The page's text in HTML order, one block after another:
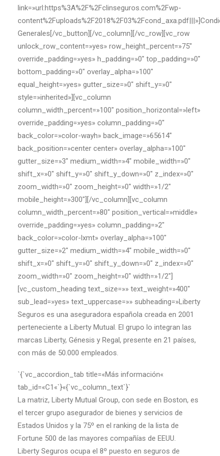
link=»url:https%3A%2F%2Fclinseguros.com%2Fwp-
Generales[/vc_button][/vc_column][/vc_row][vc_row
unlock_row_content=»yes» row_height_percent=»75″
override_padding=»yes» h_padding=»0″ top_padding=»0″
bottom_padding=»0″ overlay_alpha=»100″
equal_height=»yes» gutter_size=»0″ shift_y=»0″
style=»inherited»][vc_column
column_width_percent=»100″ position_horizontal=»left»
override_padding=»yes» column_padding=»0″
back_color=»color-wayh» back_image=»65614″
back_position=»center center» overlay_alpha=»100″
gutter_size=»3″ medium_width=»4″ mobile_width=»0″
shift_x=»0″ shift_y=»0″ shift_y_down=»0″ z_index=»0″
zoom_width=»0″ zoom_height=»0″ width=»1/2″
mobile_height=»300″][/vc_column][vc_column
column_width_percent=»80″ position_vertical=»middle»
override_padding=»yes» column_padding=»2″
back_color=»color-lxmt» overlay_alpha=»100″
gutter_size=»2″ medium_width=»4″ mobile_width=»0″
shift_x=»0″ shift_y=»0″ shift_y_down=»0″ z_index=»0″
zoom_width=»0″ zoom_height=»0″ width=»1/2″]
[vc_custom_heading text_size=»» text_weight=»400″
sub_lead=»yes» text_uppercase=»» subheading=»Liberty
Seguros es una aseguradora española creada en 2001
perteneciente a Liberty Mutual. El grupo lo integran las
marcas Liberty, Génesis y Regal, presente en 21 países,
con más de 50.000 empleados.
`{`vc_accordion_tab title=«Más información«
tab_id=«C1«`}«{`vc_column_text`}`
La matriz, Liberty Mutual Group, con sede en Boston, es
el tercer grupo asegurador de bienes y servicios de
Estados Unidos y la 75º en el ranking de la lista de
Fortune 500 de las mayores compañías de EEUU.
Liberty Seguros ocupa el 8º puesto en seguros de